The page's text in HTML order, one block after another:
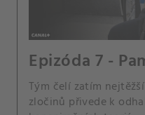
Epizóda 7 -
Tým čelí zatím
zločinů přivede k